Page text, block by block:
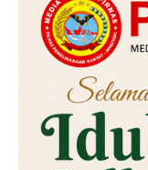
Hukum
Kriminal
Labusel